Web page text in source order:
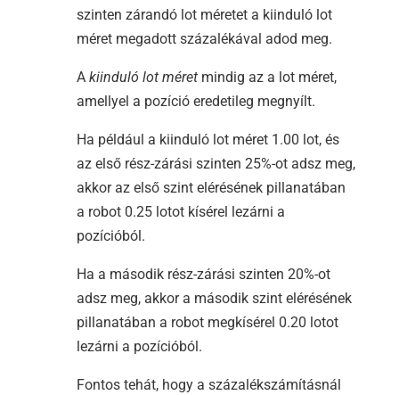
szinten zárandó lot méretet a kiinduló lot
méret megadott százalékával adod meg.
Akiinduló lot méret mindig az a lot méret,
amellyel a pozíció eredetileg megnyílt.
Ha például a kiinduló lot méret 1.00 lot, és
az első rész-zárási szinten 25%-ot adsz meg,
akkor az első szint elérésének pillanatában
a robot 0.25 lotot kísérel lezárni a
pozícióból.
Ha a második rész-zárási szinten 20%-ot
adsz meg, akkor a második szint elérésének
pillanatában a robot megkísérel 0.20 lotot
lezárni a pozícióból.
Fontos tehát, hogy a százalékszámításnál